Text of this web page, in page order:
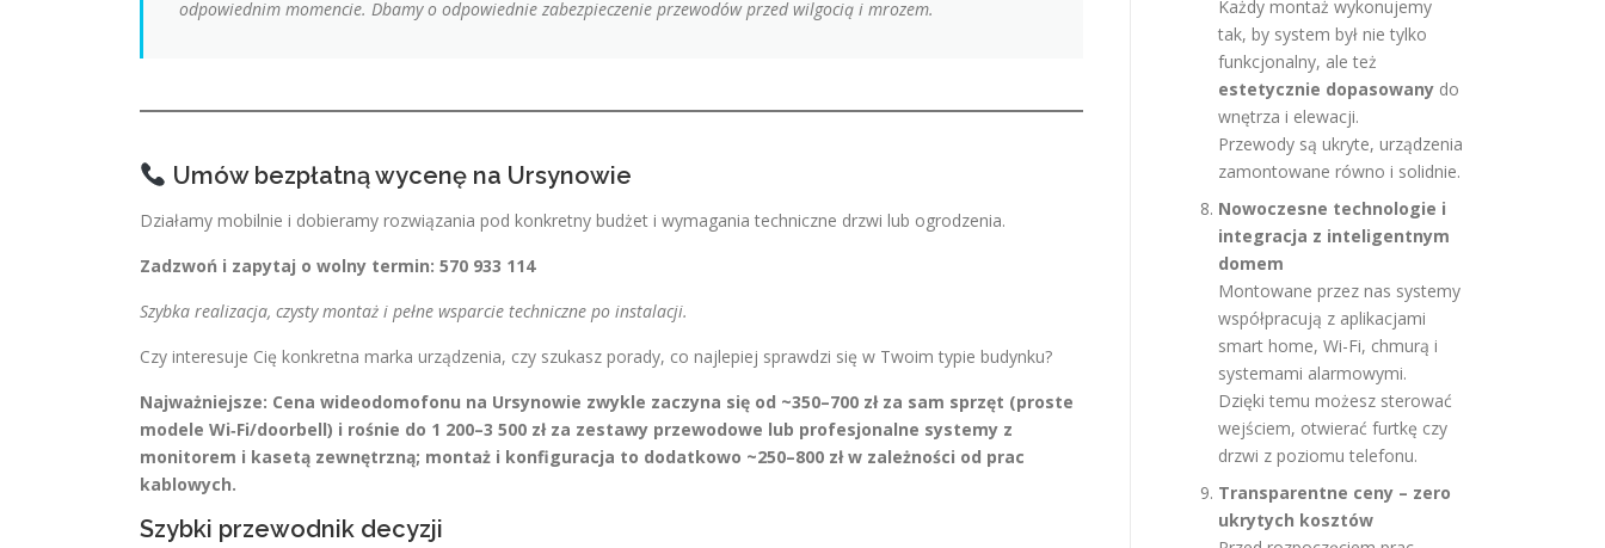
odpowiednim momencie. Dbamy o odpowiednie zabezpieczenie przewodów przed wilgocią i mrozem.
Umów bezpłatną wycenę na Ursynowie
Działamy mobilnie i dobieramy rozwiązania pod konkretny budżet i wymagania techniczne drzwi lub ogrodzenia.
Zadzwoń i zapytaj o wolny termin: 570 933 114
Szybka realizacja, czysty montaż i pełne wsparcie techniczne po instalacji.
Czy interesuje Cię konkretna marka urządzenia, czy szukasz porady, co najlepiej sprawdzi się w Twoim typie budynku?
Najważniejsze: Cena wideodomofonu na Ursynowie zwykle zaczyna się od ~350–700 zł za sam sprzęt (proste
modele Wi‑Fi/doorbell) i rośnie do 1 200–3 500 zł za zestawy przewodowe lub profesjonalne systemy z
monitorem i kasetą zewnętrzną; montaż i konfiguracja to dodatkowo ~250–800 zł w zależności od prac
kablowych.
Szybki przewodnik decyzji
Każdy montaż wykonujemy
tak, by system był nie tylko
funkcjonalny, ale też
estetycznie dopasowany do
wnętrza i elewacji.
Przewody są ukryte, urządzenia
zamontowane równo i solidnie.
Nowoczesne technologie i
integracja z inteligentnym
domem
Montowane przez nas systemy
współpracują z aplikacjami
smart home, Wi-Fi, chmurą i
systemami alarmowymi.
Dzięki temu możesz sterować
wejściem, otwierać furtkę czy
drzwi z poziomu telefonu.
Transparentne ceny – zero
ukrytych kosztów